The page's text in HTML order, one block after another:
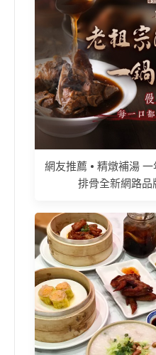
網友推薦 • 精燉補湯
排骨全新網路品